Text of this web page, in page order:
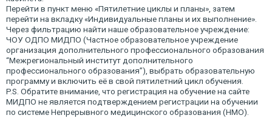
Перейти в пункт меню «Пятилетние циклы и планы», затем
перейти на вкладку «Индивидуальные планы и их выполнение».
Через фильтрацию найти наше образовательное учреждение:
ЧОУ ОДПО МИДПО (Частное образовательное учреждение
организация дополнительного профессионального образования
“Межрегиональный институт дополнительного
профессионального образования”), выбрать образовательную
программу и включить её в свой пятилетний цикл обучения.
P.S. Обратите внимание, что регистрация на обучение на сайте
МИДПО не является подтверждением регистрации на обучении
по системе Непрерывного медицинского образования (НМО).